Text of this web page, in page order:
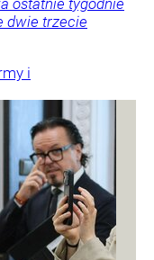
ostatnie tygodnie
dwie trzecie
i